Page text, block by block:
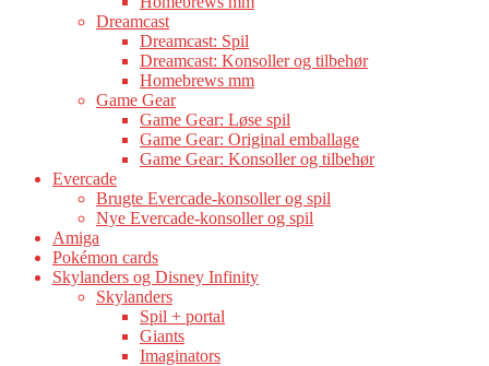
Dreamcast
Dreamcast: Spil
Dreamcast: Konsoller og tilbehør
Homebrews mm
Game Gear
Game Gear: Løse spil
Game Gear: Original emballage
Game Gear: Konsoller og tilbehør
Evercade
Brugte Evercade-konsoller og spil
Nye Evercade-konsoller og spil
Amiga
Pokémon cards
Skylanders og Disney Infinity
Skylanders
Spil + portal
Giants
Imaginators